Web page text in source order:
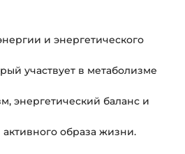
и энергетического
участвует в метаболизме
энергетический баланс и
образа жизни.